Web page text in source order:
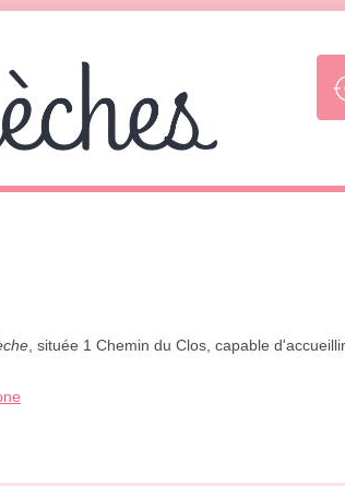
, située 1 Chemin du Clos, capable